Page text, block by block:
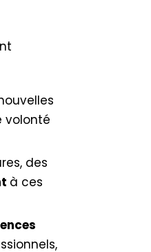
volonté
des
à ces